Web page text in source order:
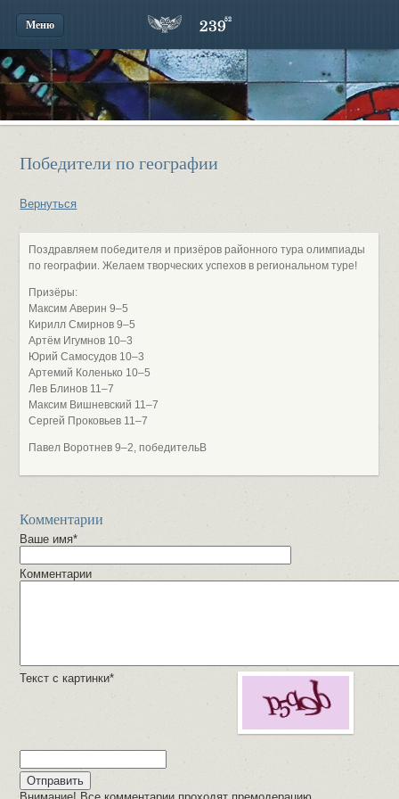
Меню
Победители по географии
Вернуться
Поздравляем победителя и призёров районного тура олимпиады
по географии. Желаем творческих успехов в региональном туре!
Призёры:
Максим Аверин 9–5
Кирилл Смирнов 9–5
Артём Игумнов 10–3
Юрий Самосудов 10–3
Артемий Коленько 10–5
Лев Блинов 11–7
Максим Вишневский 11–7
Сергей Проковьев 11–7
Павел Воротнев 9–2, победительВ
Комментарии
Ваше имя*
Комментарии
Текст с картинки*